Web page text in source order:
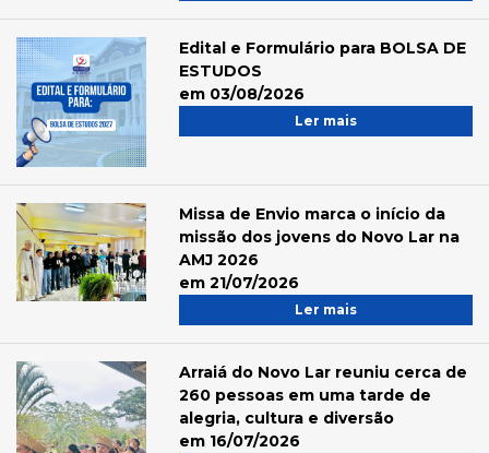
Edital e Formulário para BOLSA DE
ESTUDOS
em 03/08/2026
Ler mais
Missa de Envio marca o início da
missão dos jovens do Novo Lar na
AMJ 2026
em 21/07/2026
Ler mais
Arraiá do Novo Lar reuniu cerca de
260 pessoas em uma tarde de
alegria, cultura e diversão
em 16/07/2026